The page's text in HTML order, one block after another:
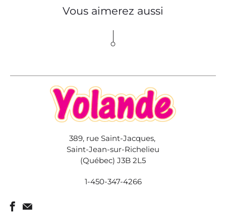
Vous aimerez aussi
389, rue Saint-Jacques,
Saint-Jean-sur-Richelieu
(Québec) J3B 2L5
1-450-347-4266